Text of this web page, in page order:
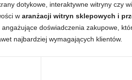
dotykowe, interaktywne witryny czy
w aranżacji witryn sklepowych i
doświadczenia zakupowe,
najbardziej wymagających klientów.